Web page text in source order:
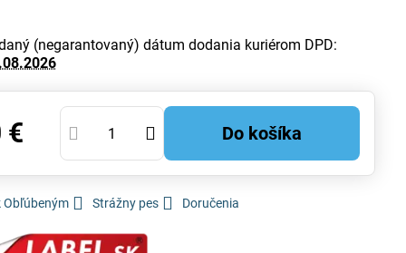
(negarantovaný) dátum dodania kuriérom DPD:
€ Do košíka
Obľúbeným Strážny pes Doručenia